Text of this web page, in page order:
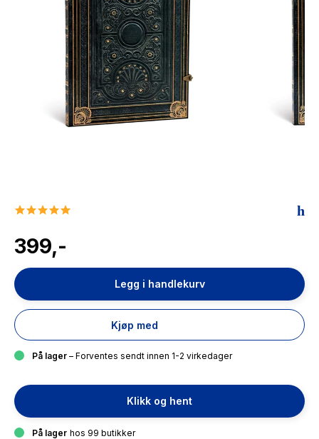
The Housemaid
5.0
rating
399,-
Legg i handlekurv
Kjøp med
På lager – Forventes sendt innen 1-2 virkedager
Klikk og hent
På lager hos 99 butikker